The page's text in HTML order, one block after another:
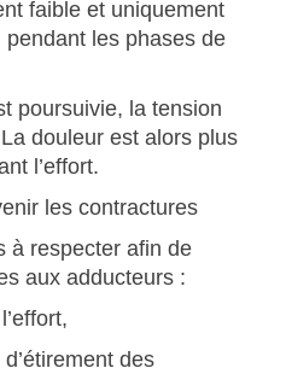
faible et uniquement
pendant les phases de
poursuivie, la tension
douleur est alors plus
l’effort.
les contractures
à respecter afin de
aux adducteurs :
des